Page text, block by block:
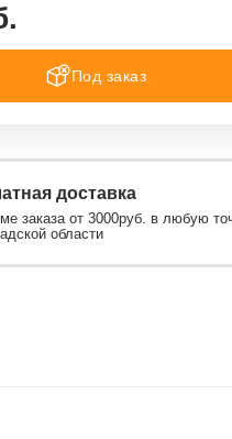
Под заказ
доставка
заказа от 3000руб. в любую
области